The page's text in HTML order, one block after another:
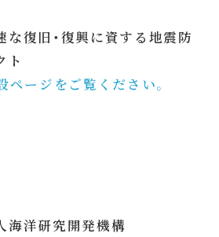
復興に資する地震防
ト
ページをご覧ください。
海洋研究開発機構